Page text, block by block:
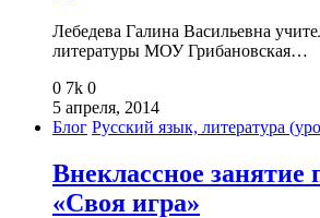
Лебедева Галина Васильевна
литературы МОУ Грибановская…
0 7k 0
5 апреля, 2014
Блог Русский язык, литература
Внеклассное занятие
«Своя игра»